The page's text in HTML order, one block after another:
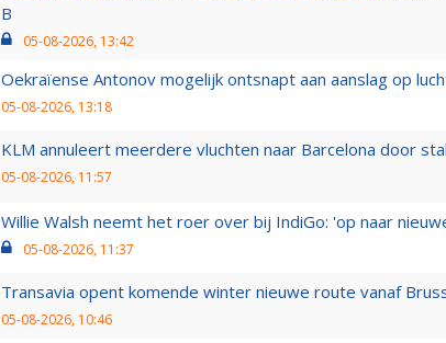
B
05-08-2026, 13:42
Oekraïense Antonov mogelijk ontsnapt aan aanslag op
05-08-2026, 13:18
KLM annuleert meerdere vluchten naar Barcelona door
05-08-2026, 11:57
Willie Walsh neemt het roer over bij IndiGo: 'op naar
05-08-2026, 11:37
Transavia opent komende winter nieuwe route vanaf
05-08-2026, 10:46